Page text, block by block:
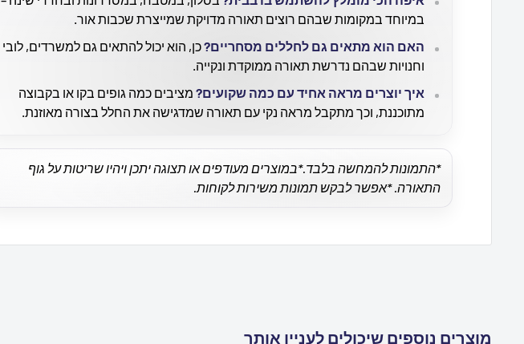
במיוחד במקומות שבהם רוצים תאורה מדויקת שמייצרת שכבות אור.
האם הוא מתאים גם לחללים מסחריים?כן, הוא יכול להתאים גם למשרדים, לובי
וחנויות שבהם נדרשת תאורה ממוקדת ונקייה.
איך יוצרים מראה אחיד עם כמה שקועים? מציבים כמה גופים בקו או בקבוצה
מתוכננת, וכך מתקבל מראה נקי עם תאורה שמדגישה את החלל בצורה מאוזנת.
*התמונות להמחשה בלבד.*במוצרים מעודפים או תצוגה יתכן ויהיו שריטות על גוף
התאורה.*אפשר לבקש תמונות משירות לקוחות.
מוצרים נוספים שיכולים לעניין אותך